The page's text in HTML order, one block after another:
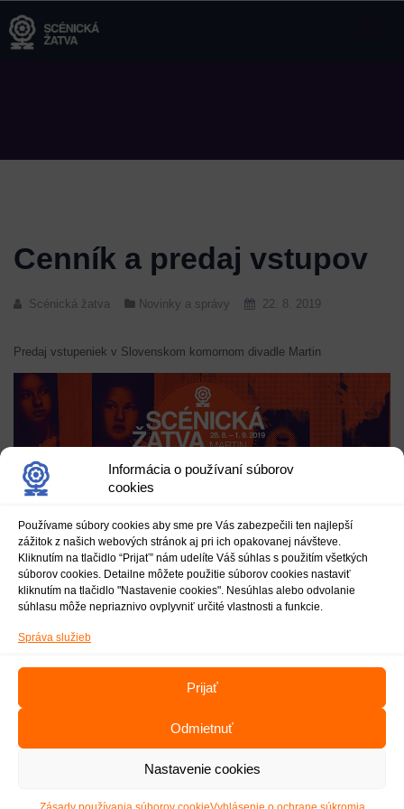
Informácia o používaní súborov
cookies
Používame súbory cookies aby sme pre Vás zabezpečili ten najlepší
zážitok z našich webových stránok aj pri ich opakovanej návšteve.
Kliknutím na tlačidlo “Prijať” nám udelíte Váš súhlas s použitím všetkých
súborov cookies. Detailne môžete použitie súborov cookies nastaviť
kliknutím na tlačidlo "Nastavenie cookies". Nesúhlas alebo odvolanie
súhlasu môže nepriaznivo ovplyvniť určité vlastnosti a funkcie.
Správa služieb
Prijať
Odmietnuť
Nastavenie cookies
Cenník a predaj vstupov
Scénická žatva Novinky a správy 22. 8. 2019
Predaj vstupeniek v Slovenskom komornom divadle Martin